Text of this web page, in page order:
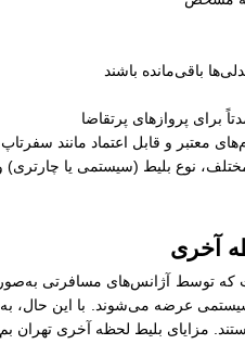
باقی‌مانده باشند
پروازهای پرتقاضا
معتبر و قابل اعتماد مانند
نوع بلیط (سیستمی یا
آخری
که توسط آژانس‌های مسافرتی
عرضه می‌شوند. با این حال،
مزایای بلیط لحظه آخری تهران بم